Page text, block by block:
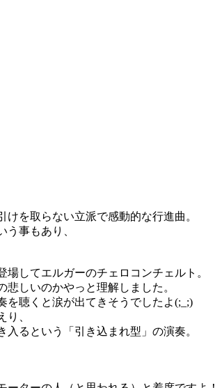
を取らない立派で感動的な行進曲。
事もあり、
してエルガーのチェロコンチェルト。
しいのかやっと理解しました。
を聴くと涙が出てきそうでしたよ(;_;)
り、
るという「引き込まれ型」の演奏。